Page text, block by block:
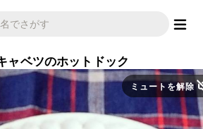
ャベツのホットドック
ミュートを解除